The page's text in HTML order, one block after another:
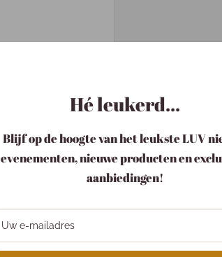
Hé leukerd...
Blijf op de hoogte van het leukste LUV
evenementen, nieuwe producten en
aanbiedingen!
Uw e-mailadres
Binnen